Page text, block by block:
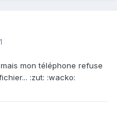
mon téléphone refuse
:zut: :wacko: